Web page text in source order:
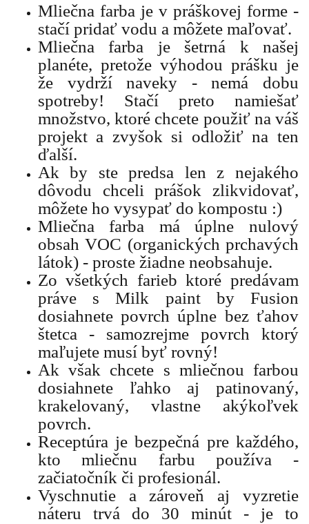
Mliečna farba je v práškovej forme -
stačí pridať vodu a môžete maľovať.
Mliečna farba je šetrná k našej
planéte, pretože výhodou prášku je
že vydrží naveky - nemá dobu
spotreby! Stačí preto namiešať
množstvo, ktoré chcete použiť na váš
projekt a zvyšok si odložiť na ten
ďalší.
Ak by ste predsa len z nejakého
dôvodu chceli prášok zlikvidovať,
môžete ho vysypať do kompostu :)
Mliečna farba má úplne nulový
obsah VOC (organických prchavých
látok) - proste žiadne neobsahuje.
Zo všetkých farieb ktoré predávam
práve s Milk paint by Fusion
dosiahnete povrch úplne bez ťahov
štetca - samozrejme povrch ktorý
maľujete musí byť rovný!
Ak však chcete s mliečnou farbou
dosiahnete ľahko aj patinovaný,
krakelovaný, vlastne akýkoľvek
povrch.
Receptúra je bezpečná pre každého,
kto mliečnu farbu používa -
začiatočník či profesionál.
Vyschnutie a zároveň aj vyzretie
náteru trvá do 30 minút - je to